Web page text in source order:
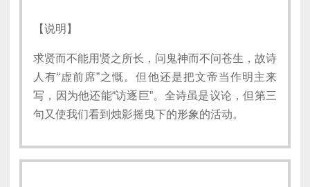
【说明】
求贤而不能用贤之所长，问鬼神而不问苍生，故诗
人有“虚前席”之慨。但他还是把文帝当作明主来
写，因为他还能“访逐巨”。全诗虽是议论，但第三
句又使我们看到烛影摇曳下的形象的活动。